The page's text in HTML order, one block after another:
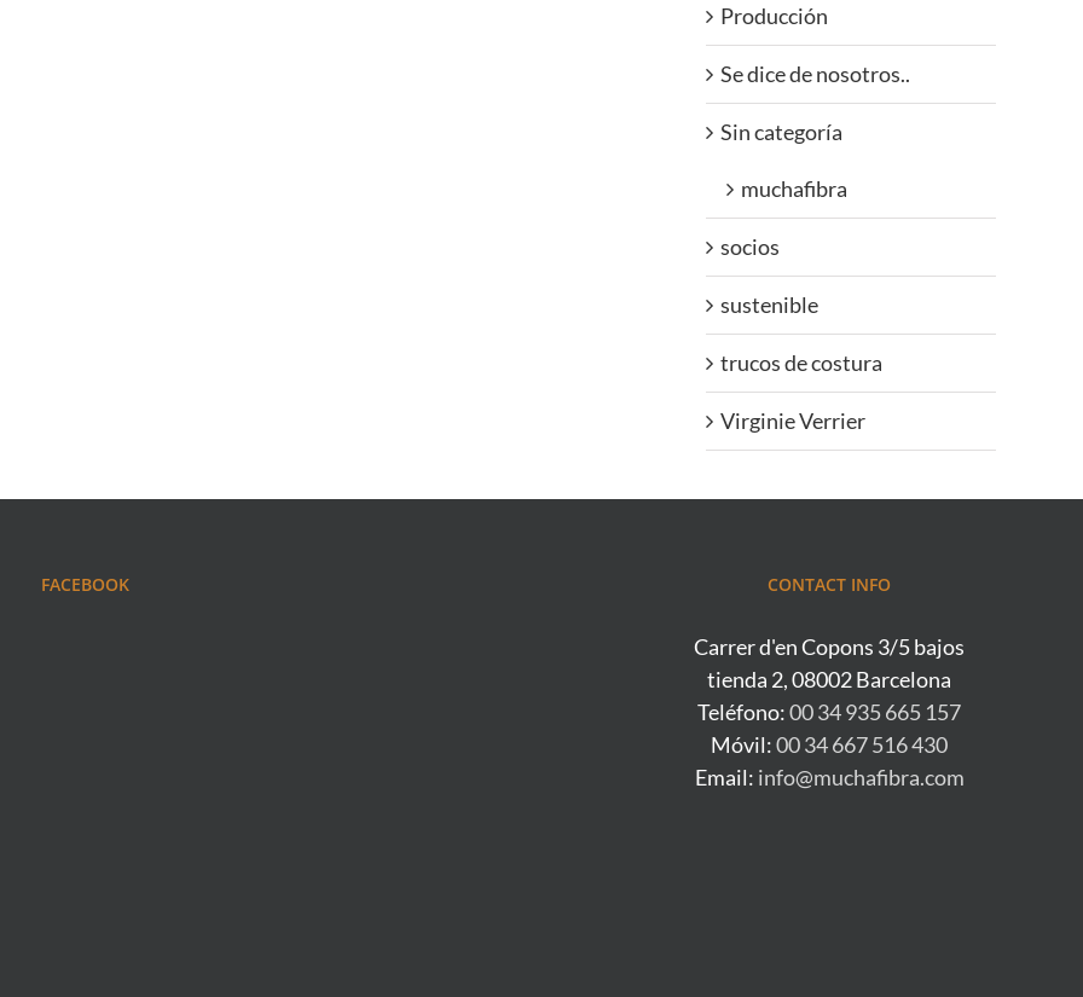
Producción
Se dice de nosotros..
Sin categoría
muchafibra
socios
sustenible
trucos de costura
Virginie Verrier
FACEBOOK CONTACT INFO
Carrer d'en Copons 3/5 bajos
tienda 2, 08002 Barcelona
Teléfono:00 34 935 665 157
Móvil:00 34 667 516 430
Email: info@muchafibra.com